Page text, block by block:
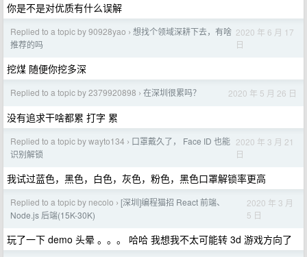
你是不是对优质有什么误解
Replied to a topic by 90928yao › 想找个领域深耕下去，有啥
推荐的吗
2020 年 6 月 17
日
挖煤 随便你挖多深
Replied to a topic by 2379920898 › 在深圳很累吗？ 2020 年 5 月 26 日
没有追求干啥都累 打字 累
Replied to a topic by wayto134 › 口罩戴久了， Face ID 也能
识别解锁
2020 年 3 月 21
日
我试过蓝色，黑色，白色，灰色，粉色，黑色口罩解锁率更高
Replied to a topic by necolo › [深圳]编程猫招 React 前端、
Node.js 后端(15K-30K)
2020 年 3 月
5 日
玩了一下 demo 头晕 。。。 哈哈 我想我不太可能转 3d 游戏方向了